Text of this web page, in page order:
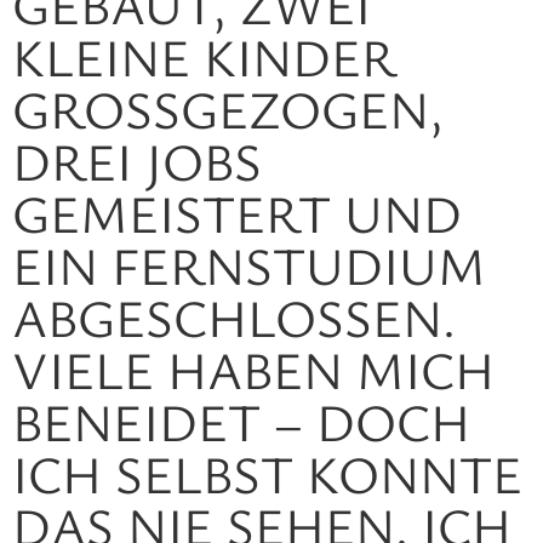
LEINE KINDER G
ROSSGEZOGEN, DR
EI JOBS GE
MEISTERT UND EI
N FERNSTUDIUM AB
GESCHLOSSEN. VI
ELE HABEN MICH BE
NEIDET – DOCH IC
H SELBST KONNTE DA
S NIE SEHEN. ICH FÜ